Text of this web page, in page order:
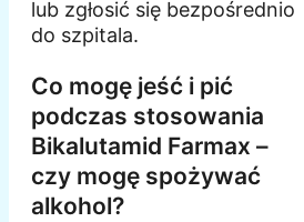
lub zgłosić się bezpośrednio
do szpitala.
Co mogę jeść i pić
podczas stosowania
Bikalutamid Farmax –
czy mogę spożywać
alkohol?